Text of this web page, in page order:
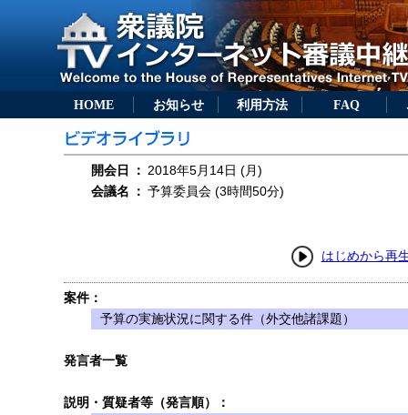
HOME お知らせ 利用方法 FAQ
開会日 ： 2018年5月14日 (月)
会議名
： 予算委員会 (3時間50分)
はじめから再
案件：
予算の実施状況に関する件（外交他諸課題）
発言者一覧
説明・質疑者等（発言順）：